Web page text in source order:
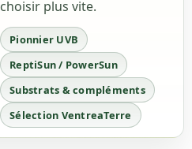
choisir plus vite.
Pionnier UVB
ReptiSun / PowerSun
Substrats & compléments
Sélection VentreaTerre